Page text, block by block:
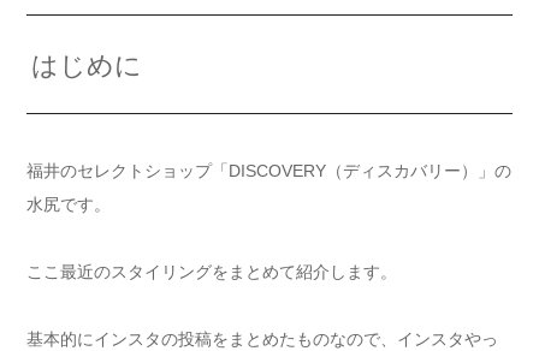
はじめに
福井のセレクトショップ「DISCOVERY（ディスカバリー）」の
水尻です。
ここ最近のスタイリングをまとめて紹介します。
基本的にインスタの投稿をまとめたものなので、インスタやっ